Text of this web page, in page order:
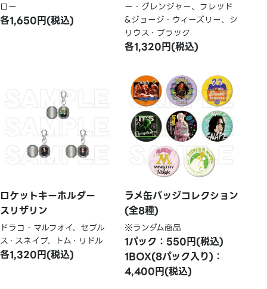
ロー
各1,650円(税込)
ー・グレンジャー、フレッド
&ジョージ・ウィーズリー、シ
リウス・ブラック
各1,320円(税込)
ロケットキーホルダー
スリザリン
ドラコ・マルフォイ、セブル
ス・スネイプ、トム・リドル
各1,320円(税込)
ラメ缶バッジコレクション
(全8種)
※ランダム商品
1パック：550円(税込)
1BOX(8パック入り)：
4,400円(税込)